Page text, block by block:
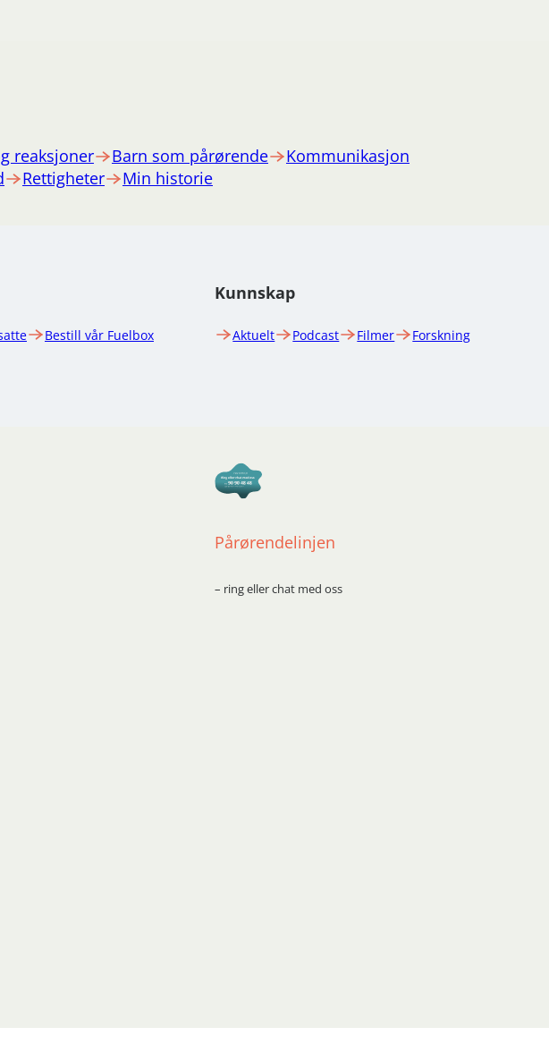
reaksjoner Barn som pårørende
Kommunikasjon
Rettigheter Min historie
Bestill vår Fuelbox
Kunnskap
Aktuelt Podcast Filmer Forskning
Pårørendelinjen
– ring eller chat med oss